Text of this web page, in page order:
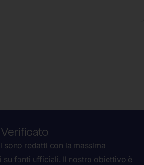
sono redatti con la massima
su fonti ufficiali. Il nostro obiettivo è